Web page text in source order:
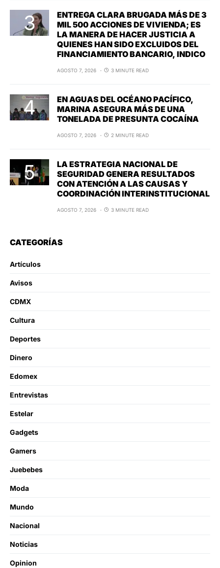
ENTREGA CLARA BRUGADA MÁS DE 3
MIL 500 ACCIONES DE VIVIENDA; ES
LA MANERA DE HACER JUSTICIA A
QUIENES HAN SIDO EXCLUIDOS DEL
FINANCIAMIENTO BANCARIO, INDICO
AGOSTO 7, 2026 3 MINUTE READ
EN AGUAS DEL OCÉANO PACÍFICO,
MARINA ASEGURA MÁS DE UNA
TONELADA DE PRESUNTA COCAÍNA
AGOSTO 7, 2026 2 MINUTE READ
LA ESTRATEGIA NACIONAL DE
SEGURIDAD GENERA RESULTADOS
CON ATENCIÓN A LAS CAUSAS Y
COORDINACIÓN INTERINSTITUCIONAL
AGOSTO 7, 2026 3 MINUTE READ
CATEGORÍAS
Artículos
Avisos
CDMX
Cultura
Deportes
Dinero
Edomex
Entrevistas
Estelar
Gadgets
Gamers
Juebebes
Moda
Mundo
Nacional
Noticias
Opinion